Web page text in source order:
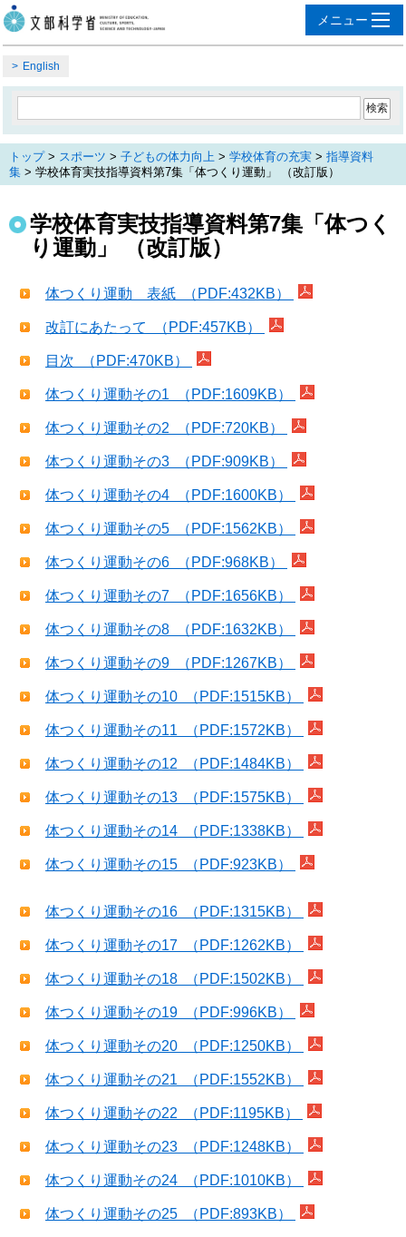
English
トップ> スポーツ > 子どもの体力向上 > 学校体育の充実 > 指導資料
集 > 学校体育実技指導資料第7集「体つくり運動」 （改訂版）
学校体育実技指導資料第7集「体つく
り運動」 （改訂版）
体つくり運動 表紙 （PDF:432KB）
改訂にあたって （PDF:457KB）
目次 （PDF:470KB）
体つくり運動その1 （PDF:1609KB）
体つくり運動その2 （PDF:720KB）
体つくり運動その3 （PDF:909KB）
体つくり運動その4 （PDF:1600KB）
体つくり運動その5 （PDF:1562KB）
体つくり運動その6 （PDF:968KB）
体つくり運動その7 （PDF:1656KB）
体つくり運動その8 （PDF:1632KB）
体つくり運動その9 （PDF:1267KB）
体つくり運動その10 （PDF:1515KB）
体つくり運動その11 （PDF:1572KB）
体つくり運動その12 （PDF:1484KB）
体つくり運動その13 （PDF:1575KB）
体つくり運動その14 （PDF:1338KB）
体つくり運動その15 （PDF:923KB）
体つくり運動その16 （PDF:1315KB）
体つくり運動その17 （PDF:1262KB）
体つくり運動その18 （PDF:1502KB）
体つくり運動その19 （PDF:996KB）
体つくり運動その20 （PDF:1250KB）
体つくり運動その21 （PDF:1552KB）
体つくり運動その22 （PDF:1195KB）
体つくり運動その23 （PDF:1248KB）
体つくり運動その24 （PDF:1010KB）
体つくり運動その25 （PDF:893KB）